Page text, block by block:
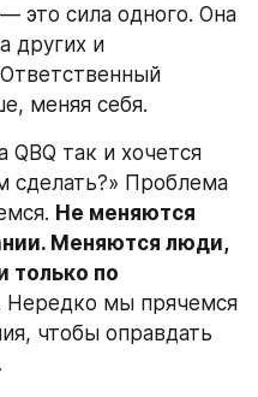
это сила одного. Она
других и
меняя себя.
QBQ так и хочется
Проблема
Не меняются
Меняются люди,
только по
Нередко мы прячемся
чтобы оправдать